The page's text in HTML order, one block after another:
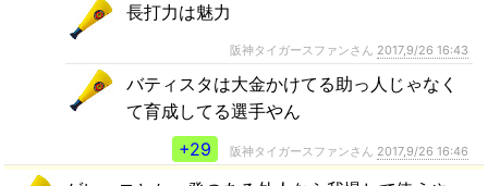
長打力は魅力
阪神タイガースファンさん 2017,9/26 16:43
バティスタは大金かけてる助っ人じゃなく
て育成してる選手やん
+29
阪神タイガースファンさん 2017,9/26 16:46